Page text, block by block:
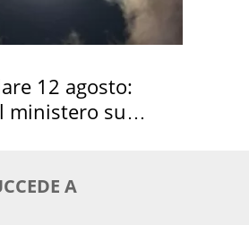
12 agosto:
ministero su